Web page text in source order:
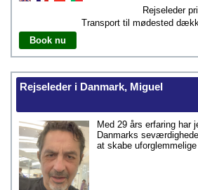
Rejseleder
Transport til mødested
Book nu
Rejseleder i Danmark, Miguel
Med 29 års erfaring har
Danmarks
at skabe